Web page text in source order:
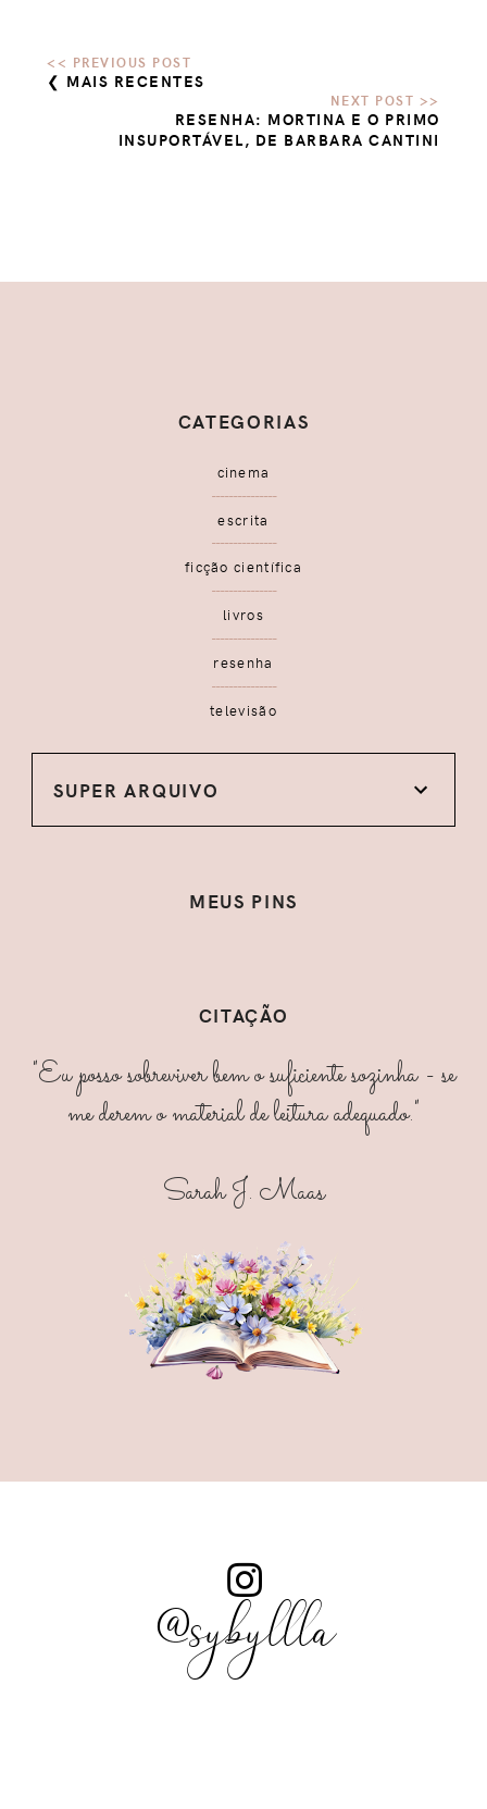
❮ MAIS RECENTES
RESENHA: MORTINA E O PRIMO
INSUPORTÁVEL, DE BARBARA CANTINI
CATEGORIAS
cinema
escrita
ficção científica
livros
resenha
televisão
SUPER ARQUIVO
MEUS PINS
CITAÇÃO
"Eu posso sobreviver bem o suficiente sozinha - se
me derem o material de leitura adequado."
Sarah J. Maas
@sybyllla